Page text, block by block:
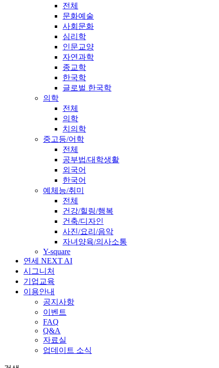
전체
문화예술
사회문화
심리학
인문교양
자연과학
종교학
한국학
글로벌 한국학
의학
전체
의학
치의학
중고등/어학
전체
공부법/대학생활
외국어
한국어
예체능/취미
전체
건강/힐링/행복
건축/디자인
사진/요리/음악
자녀양육/의사소통
Y-square
연세 NEXT AI
시그니처
기업교육
이용안내
공지사항
이벤트
FAQ
Q&A
자료실
업데이트 소식